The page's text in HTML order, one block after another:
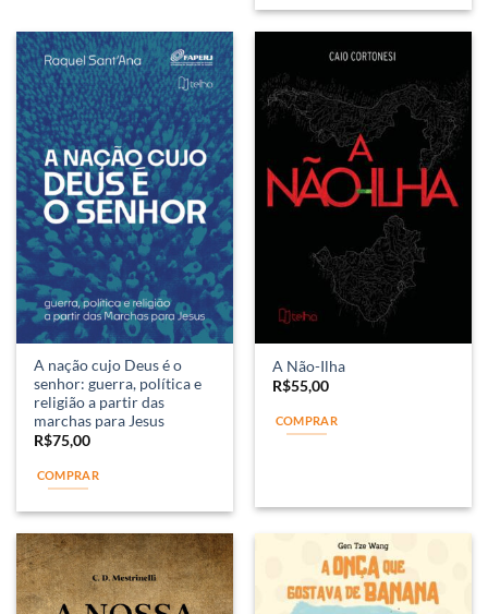
A nação cujo Deus é o
senhor: guerra, política e
religião a partir das
marchas para Jesus
R$75,00
COMPRAR
A Não-Ilha
R$55,00
COMPRAR